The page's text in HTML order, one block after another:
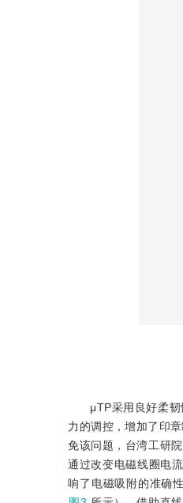
μTP采用良好柔
力的调控，增加了印
免该问题，台湾工研
通过改变电磁线圈电
响了电磁吸附的准确